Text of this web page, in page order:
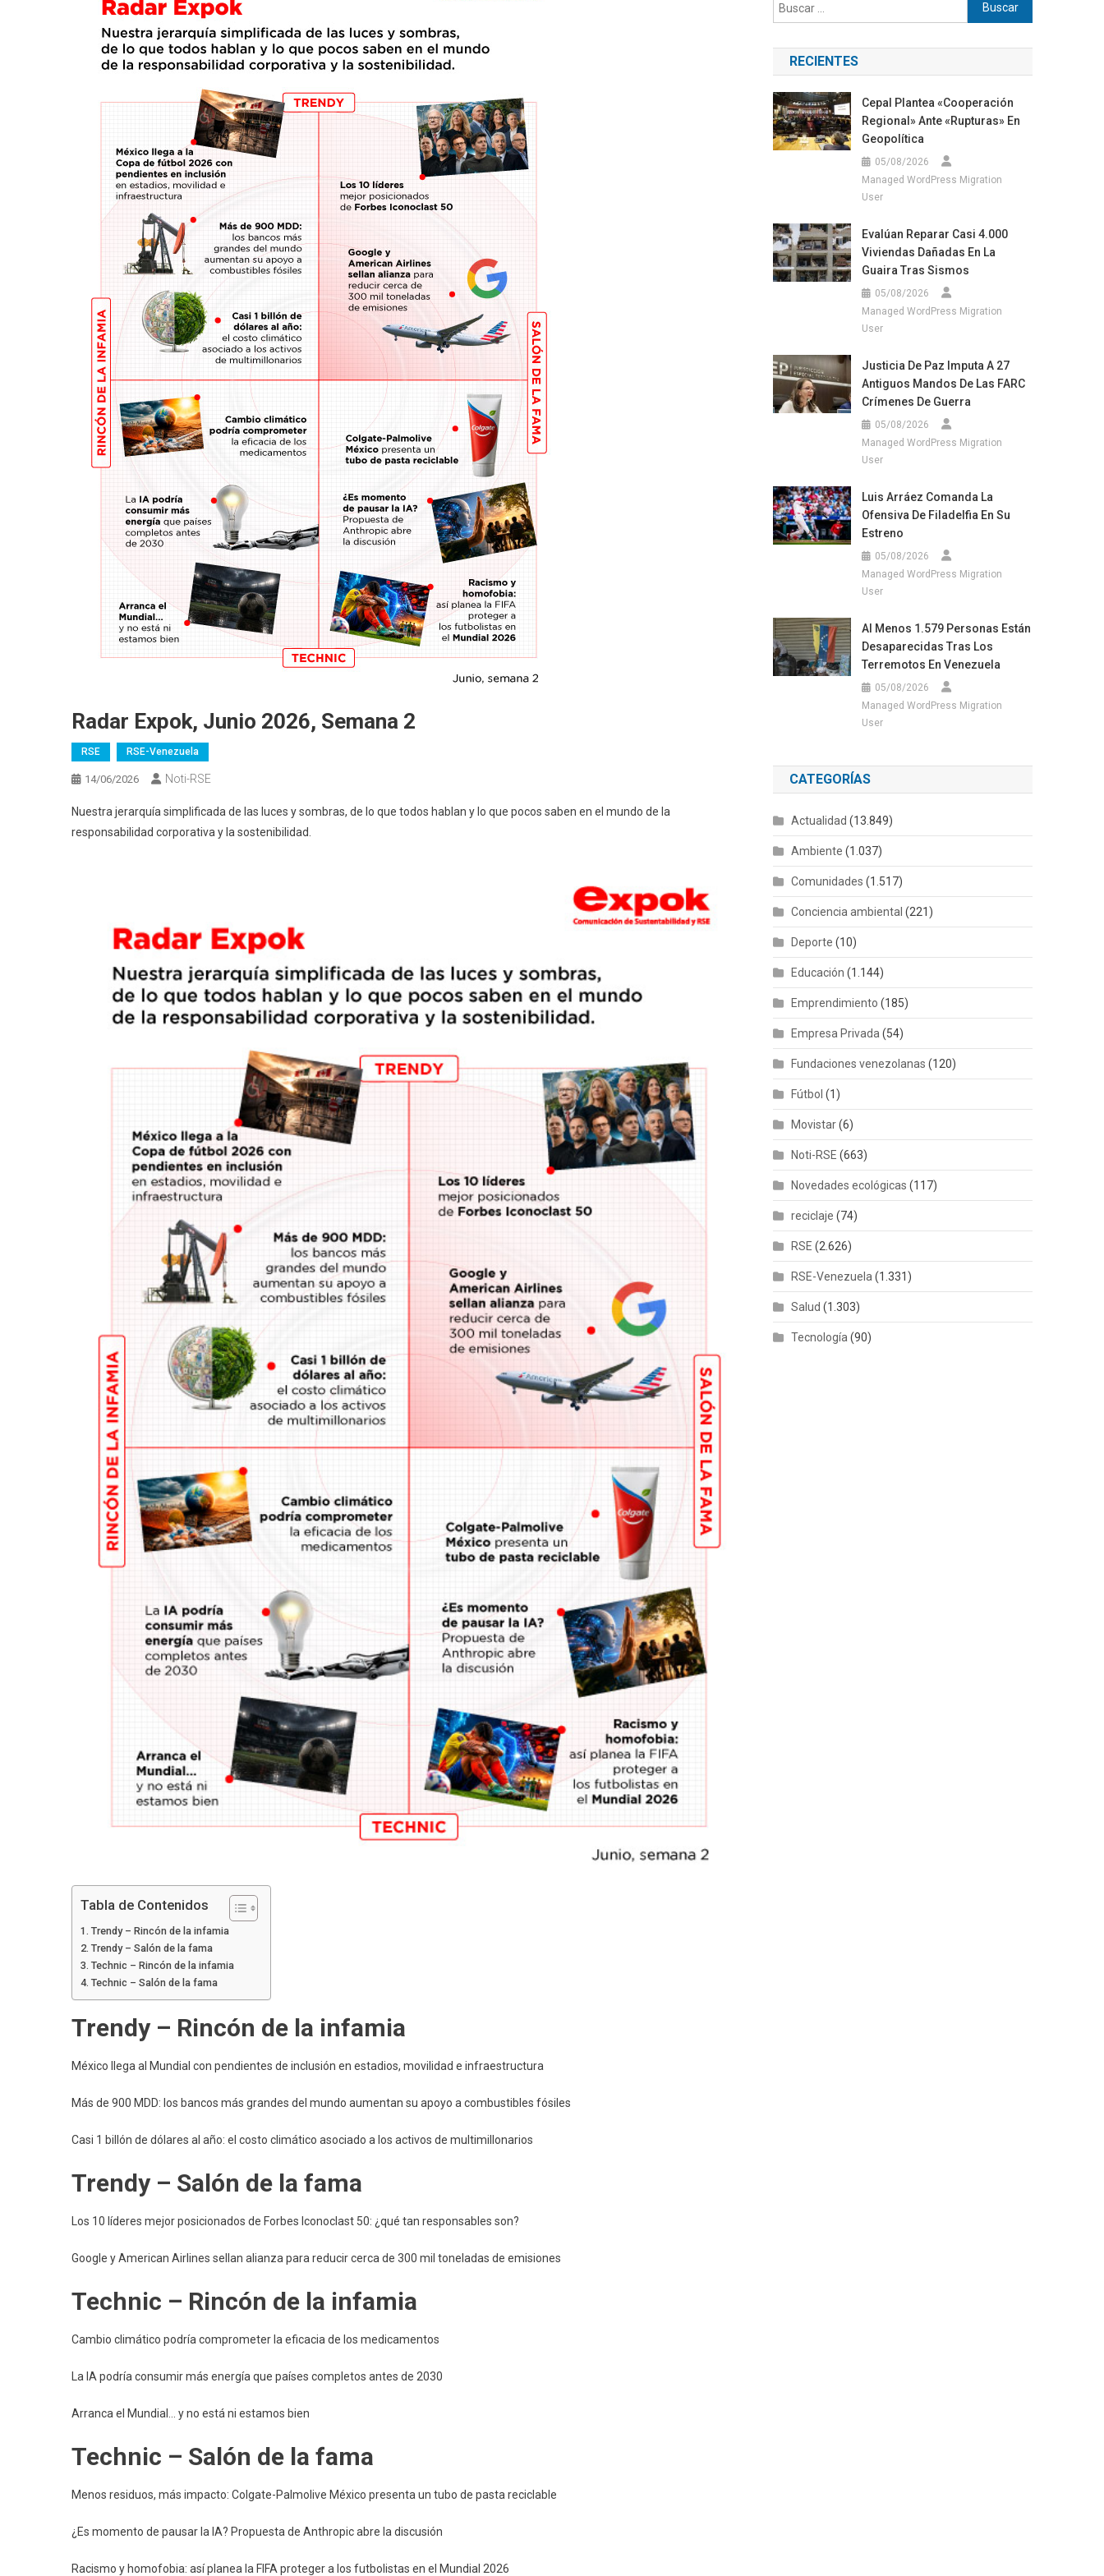
Radar Expok, Junio 2026, Semana 2
RSE RSE-Venezuela
14/06/2026 Noti-RSE
Nuestra jerarquía simplificada de las luces y sombras, de lo que todos hablan y lo que pocos saben en el mundo de la
responsabilidad corporativa y la sostenibilidad.
Tabla de Contenidos
Trendy – Rincón de la infamia
Trendy – Salón de la fama
Technic – Rincón de la infamia
Technic – Salón de la fama
Trendy – Rincón de la infamia
México llega al Mundial con pendientes de inclusión en estadios, movilidad e infraestructura
Más de 900 MDD: los bancos más grandes del mundo aumentan su apoyo a combustibles fósiles
Casi 1 billón de dólares al año: el costo climático asociado a los activos de multimillonarios
Trendy – Salón de la fama
Los 10 líderes mejor posicionados de Forbes Iconoclast 50: ¿qué tan responsables son?
Google y American Airlines sellan alianza para reducir cerca de 300 mil toneladas de emisiones
Technic – Rincón de la infamia
Cambio climático podría comprometer la eficacia de los medicamentos
La IA podría consumir más energía que países completos antes de 2030
Arranca el Mundial… y no está ni estamos bien
Technic – Salón de la fama
Menos residuos, más impacto: Colgate-Palmolive México presenta un tubo de pasta reciclable
¿Es momento de pausar la IA? Propuesta de Anthropic abre la discusión
Racismo y homofobia: así planea la FIFA proteger a los futbolistas en el Mundial 2026
RECIENTES
Cepal Plantea «cooperación
Regional» Ante «rupturas» En
Geopolítica
05/08/2026
Managed WordPress Migration
User
Evalúan Reparar Casi 4.000
Viviendas Dañadas En La
Guaira Tras Sismos
05/08/2026
Managed WordPress Migration
User
Justicia De Paz Imputa A 27
Antiguos Mandos De Las FARC
Crímenes De Guerra
05/08/2026
Managed WordPress Migration
User
Luis Arráez Comanda La
Ofensiva De Filadelfia En Su
Estreno
05/08/2026
Managed WordPress Migration
User
Al Menos 1.579 Personas Están
Desaparecidas Tras Los
Terremotos En Venezuela
05/08/2026
Managed WordPress Migration
User
CATEGORÍAS
Actualidad (13.849)
Ambiente (1.037)
Comunidades (1.517)
Conciencia ambiental (221)
Deporte (10)
Educación (1.144)
Emprendimiento (185)
Empresa Privada (54)
Fundaciones venezolanas (120)
Fútbol (1)
Movistar(6)
Noti-RSE (663)
Novedades ecológicas (117)
reciclaje (74)
RSE (2.626)
RSE-Venezuela (1.331)
Salud (1.303)
Tecnología (90)